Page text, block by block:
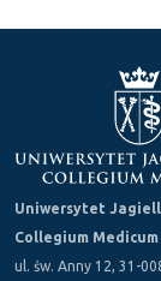
Uniwersytet
Collegium Medicum
ul. św. Anny 12, 31-